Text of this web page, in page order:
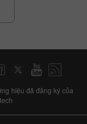
hiệu đã đăng ký của